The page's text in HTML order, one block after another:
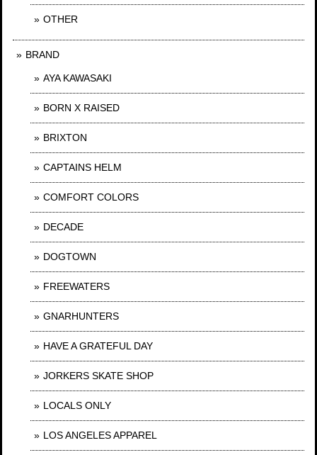
OTHER
BRAND
AYA KAWASAKI
BORN X RAISED
BRIXTON
CAPTAINS HELM
COMFORT COLORS
DECADE
DOGTOWN
FREEWATERS
GNARHUNTERS
HAVE A GRATEFUL DAY
JORKERS SKATE SHOP
LOCALS ONLY
LOS ANGELES APPAREL